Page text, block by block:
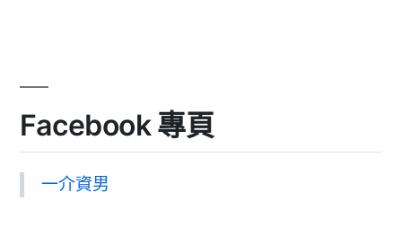
Facebook 專頁
一介資男